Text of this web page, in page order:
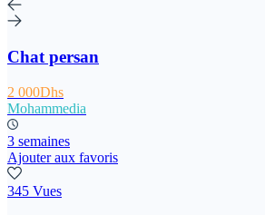
Chat persan
2 000Dhs
Mohammedia
3 semaines
Ajouter aux favoris
345 Vues